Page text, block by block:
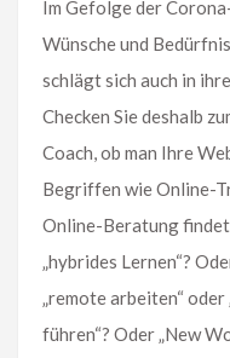
Im Gefolge der
Wünsche und
schlägt sich auch in
Checken Sie deshalb
Coach, ob man Ihre
Begriffen wie Online-
Online-Beratung
„hybrides Lernen“?
„remote arbeiten“
führen“? Oder „New